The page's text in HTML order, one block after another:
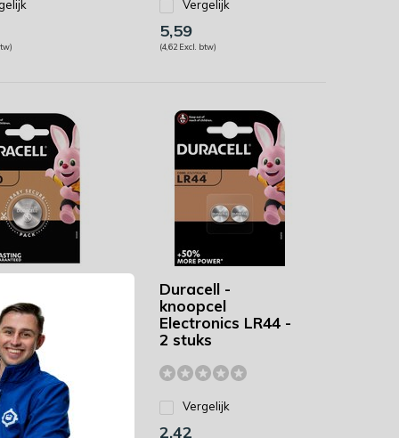
Vergelijk
5,59
(4,62 Excl. btw)
-
Duracell -
knoopcel
Electronics LR44 -
2 stuks
Vergelijk
2,42